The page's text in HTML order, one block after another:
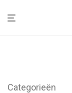
Categorieën